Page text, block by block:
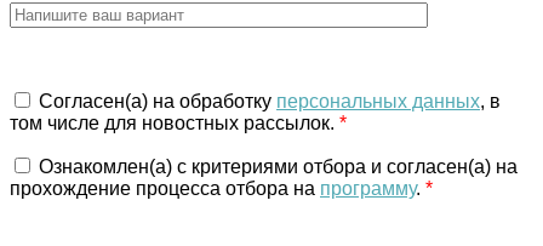
Cогласен(а) на обработку персональных данных, в
том числе для новостных рассылок. *
Ознакомлен(а) с критериями отбора и согласен(а) на
прохождение процесса отбора на программу. *